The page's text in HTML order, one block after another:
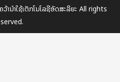
ນຳໃຊ້ເຕັກໂນໂລຊີອັດສະລິຍະ All rights